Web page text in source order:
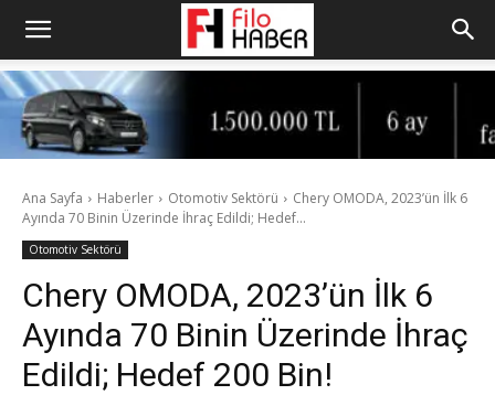
Ana Sayfa Haberler Otomotiv Sektörü
Chery OMODA, 2023’ün İlk 6
Ayında 70 Binin Üzerinde İhraç Edildi; Hedef...
Otomotiv Sektörü
Chery OMODA, 2023’ün İlk 6
Ayında 70 Binin Üzerinde İhraç
Edildi; Hedef 200 Bin!